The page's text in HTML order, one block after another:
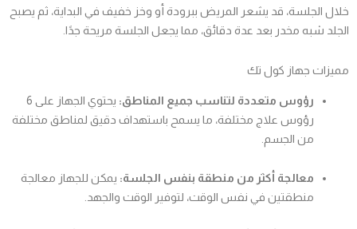
خلال الجلسة، قد يشعر المريض ببرودة أو وخز خفيف في البداية، ثم يصبح
الجلد شبه مخدر بعد عدة دقائق، مما يجعل الجلسة مريحة جدًا.
مميزات جهاز كول تك
رؤوس متعددة لتناسب جميع المناطق:
يحتوي الجهاز على 6
رؤوس علاج مختلفة، ما يسمح باستهداف دقيق لمناطق مختلفة
من الجسم.
معالجة أكثر من منطقة بنفس الجلسة: يمكن للجهاز معالجة
منطقتين في نفس الوقت، لتوفير الوقت والجهد.